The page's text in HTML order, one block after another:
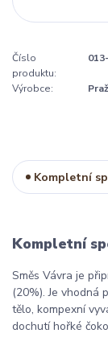
Číslo
produktu:
Výrobce:
Kompletní
Kompletní
Směs Vávra je
(20%). Je vhodná
tělo, kompexní
dochutí hořké